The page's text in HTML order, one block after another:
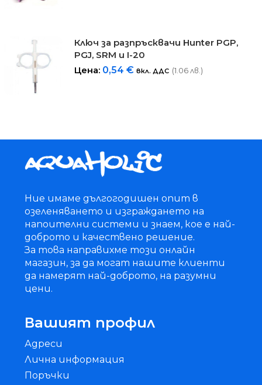
Ключ за разпръсквачи Hunter PGP,
PGJ, SRM и I-20
Цена: 0,54€ вкл. ДДС (1.06 лв.)
Ние имаме дългогодишен опит в
озеленяването и изграждането на
напоителни системи и знаем, кое е най-
доброто и качествено решение.
За това направихме този онлайн
магазин, за да могат нашите клиенти
да намерят най-доброто, на разумни
цени.
Вашият профил
Адреси
Лична информация
Поръчки